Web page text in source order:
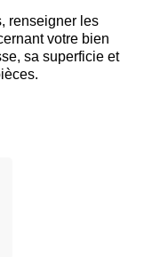
renseigner les
votre bien
sa superficie et